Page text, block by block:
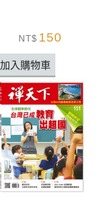
NT$ 150
加入購物車